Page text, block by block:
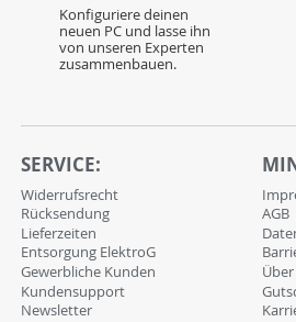
Konfiguriere deinen
neuen PC und lasse ihn
von unseren Experten
zusammenbauen.
SERVICE:
Widerrufsrecht
Rücksendung
Lieferzeiten
Entsorgung ElektroG
Gewerbliche Kunden
Kundensupport
Newsletter
AGB